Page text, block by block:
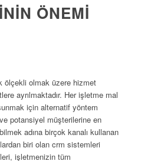
ÖNEMI
ölçekli olmak üzere hizmet
ayrılmaktadır. Her işletme mal
için alternatif yöntem
potansiyel müşterilerine en
adına birçok kanalı kullanan
biri olan crm sistemleri
işletmenizin tüm